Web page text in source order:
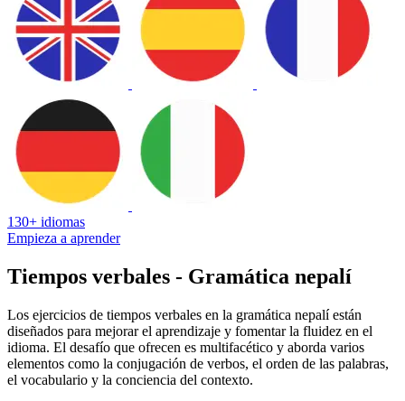
130+ idiomas
Empieza a aprender
Tiempos verbales - Gramática nepalí
Los ejercicios de tiempos verbales en la gramática nepalí están
diseñados para mejorar el aprendizaje y fomentar la fluidez en el
idioma. El desafío que ofrecen es multifacético y aborda varios
elementos como la conjugación de verbos, el orden de las palabras,
el vocabulario y la conciencia del contexto.